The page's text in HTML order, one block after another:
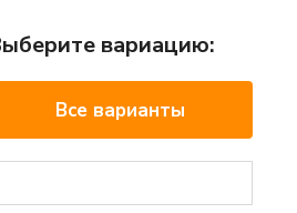
вариацию:
Все варианты